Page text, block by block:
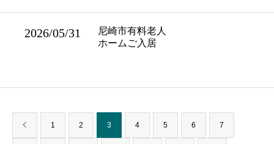
2026/05/31
尼崎市有料老人
ホームご入居
1 2 3 4 5 6 7